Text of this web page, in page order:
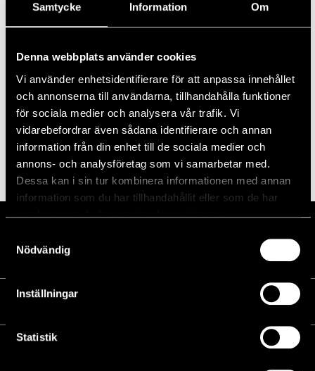
Samtycke Information Om
Denna webbplats använder cookies
Vi använder enhetsidentifierare för att anpassa innehållet
och annonserna till användarna, tillhandahålla funktioner
för sociala medier och analysera vår trafik. Vi
vidarebefordrar även sådana identifierare och annan
information från din enhet till de sociala medier och
annons- och analysföretag som vi samarbetar med.
Dessa kan i sin tur kombinera informationen med annan
information som du har tillhandahållit eller som de har
samlat in när du har använt deras tjänster.
Nödvändig
Inställningar
Statistik
Prenumerera på kalender
Kalender